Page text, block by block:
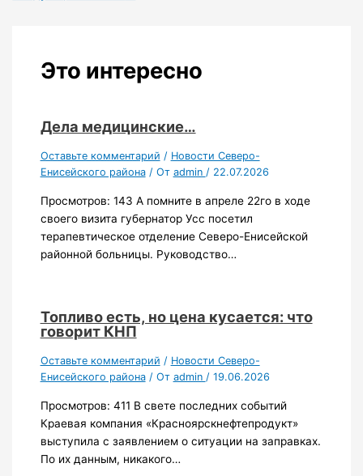
Это интересно
Дела медицинские…
Оставьте комментарий / Новости Северо-
Енисейского района/ От admin / 22.07.2026
Просмотров: 143 А помните в апреле 22го в ходе
своего визита губернатор Усс посетил
терапевтическое отделение Северо-Енисейской
районной больницы. Руководство…
Топливо есть, но цена кусается: что
говорит КНП
Оставьте комментарий / Новости Северо-
Енисейского района/ От admin / 19.06.2026
Просмотров: 411 В свете последних событий
Краевая компания «Красноярскнефтепродукт»
выступила с заявлением о ситуации на заправках.
По их данным, никакого…